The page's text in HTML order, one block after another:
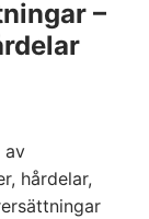
–
av
hårdelar,